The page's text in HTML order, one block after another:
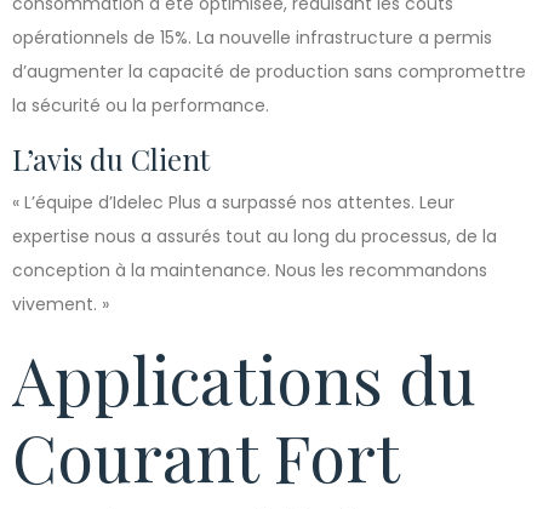
opérationnels de 15%. La nouvelle infrastructure a permis
d’augmenter la capacité de production sans compromettre
la sécurité ou la performance.
L’avis du Client
« L’équipe d’Idelec Plus a surpassé nos attentes. Leur
expertise nous a assurés tout au long du processus, de la
conception à la maintenance. Nous les recommandons
vivement. »
Applications du
Courant Fort